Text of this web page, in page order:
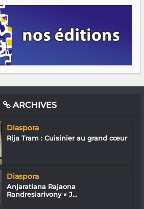
ARCHIVES
Diaspora
Rija Tram : Cuisinier au grand cœur
Diaspora
Anjaratiana Rajaona
Randresiarivony « J...